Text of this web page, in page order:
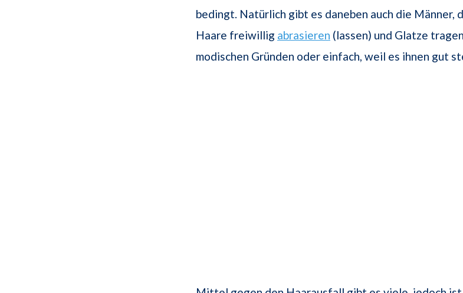
bedingt. Natürlich gibt es daneben auch die Männer,
Haare freiwillig abrasieren (lassen) und Glatze
modischen Gründen oder einfach, weil es ihnen gut